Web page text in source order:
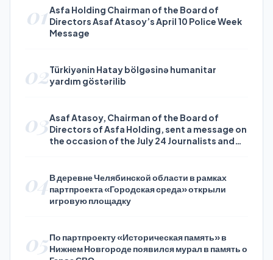
01Asfa Holding Chairman of the Board of
Directors Asaf Atasoy’s April 10 Police Week
Message
02Türkiyənin Hatay bölgəsinə humanitar
yardım göstərilib
03Asaf Atasoy, Chairman of the Board of
Directors of Asfa Holding, sent a message on
the occasion of the July 24 Journalists and
04В деревне Челябинской области в рамках
партпроекта «Городская среда» открыли
игровую площадку
05По партпроекту «Историческая память» в
Нижнем Новгороде появился мурал в память о